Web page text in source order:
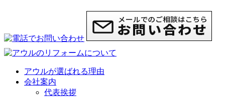
アウルが選ばれる理由
会社案内
代表挨拶